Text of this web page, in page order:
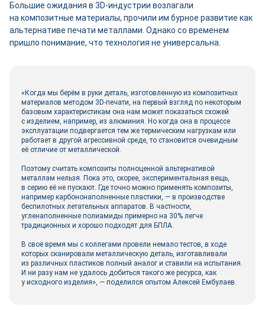
Большие ожидания в 3D-индустрии возлагали
на композитные материалы, прочили им бурное развитие как
альтернативе печати металлами. Однако со временем
пришло понимание, что технология не универсальна.
«Когда мы берём в руки деталь, изготовленную из композитных
материалов методом 3D-печати, на первый взгляд по некоторым
базовым характеристикам она нам может показаться схожей
с изделием, например, из алюминия. Но когда она в процессе
эксплуатации подвергается тем же термическим нагрузкам или
работает в другой агрессивной среде, то становится очевидным
её отличие от металлической.
Поэтому считать композиты полноценной альтернативой
металлам нельзя. Пока это, скорее, экспериментальная вещь,
в серию её не пускают. Где точно можно применять композиты,
например карбононаполненные пластики, — в производстве
беспилотных летательных аппаратов. В частности,
угленаполненные полиамиды примерно на 30% легче
традиционных и хорошо подходят для БПЛА.
В своё время мы с коллегами провели немало тестов, в ходе
которых сканировали металлическую деталь, изготавливали
из различных пластиков полный аналог и ставили на испытания.
И ни разу нам не удалось добиться такого же ресурса, как
у исходного изделия», — поделился опытом Алексей Ембулаев.